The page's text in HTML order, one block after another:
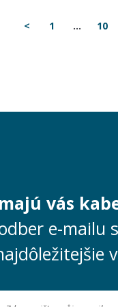
< 1 ... 10
vás
e-mailu